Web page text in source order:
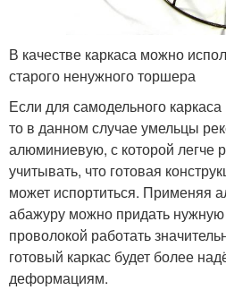
В качестве каркаса можно
старого ненужного торшера
Если для самодельного
то в данном случае умельцы
алюминиевую, с которой легче
учитывать, что готовая
может испортиться. Применяя
абажуру можно придать
проволокой работать
готовый каркас будет более
деформациям.